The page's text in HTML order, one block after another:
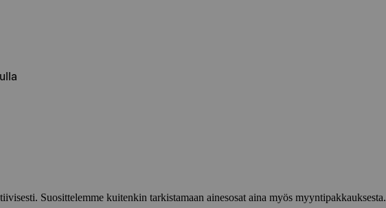
Suosittelemme kuitenkin tarkistamaan ainesosat aina myös myyntipakkauksesta.